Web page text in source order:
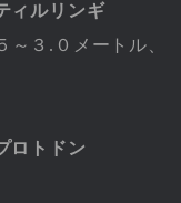
ィルリンギ
～３.０メートル、
ロトドン